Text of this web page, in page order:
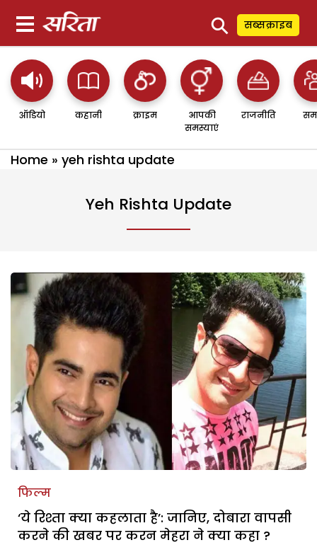
⚲ सब्सक्राइब
ऑडियो कहानी क्राइम
आपकी
समस्याएं
राजनीति
Home » yeh rishta update
Yeh Rishta Update
फिल्म
‘ये रिश्ता क्या कहलाता है’: जानिए, दोबारा वापसी
करने की खबर पर करन मेहरा ने क्या कहा ?